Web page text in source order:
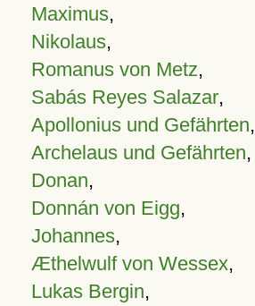
Maximus,
Nikolaus,
Romanus von Metz,
Sabás Reyes Salazar,
Apollonius und Gefährten,
Archelaus und Gefährten,
Donan,
Donnán von Eigg,
Johannes,
Æthelwulf von Wessex,
Lukas Bergin,